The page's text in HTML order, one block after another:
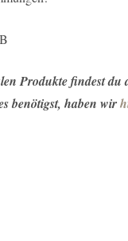
Produkte findest du
benötigst, haben wir